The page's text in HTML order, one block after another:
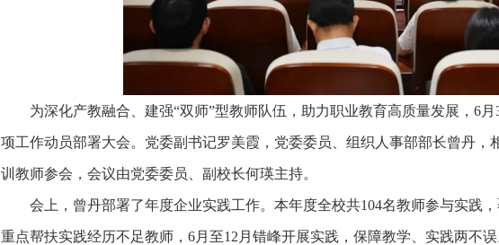
为深化产教融合、建强“双师”型教师队伍，助力职业教育高质量发展，6
项工作动员部署大会。党委副书记罗美霞，党委委员、组织人事部部长曾丹，
训教师参会，会议由党委委员、副校长何瑛主持。
会上，曾丹部署了年度企业实践工作。本年度全校共104名教师参与实践
重点帮扶实践经历不足教师，6月至12月错峰开展实践，保障教学、实践两不